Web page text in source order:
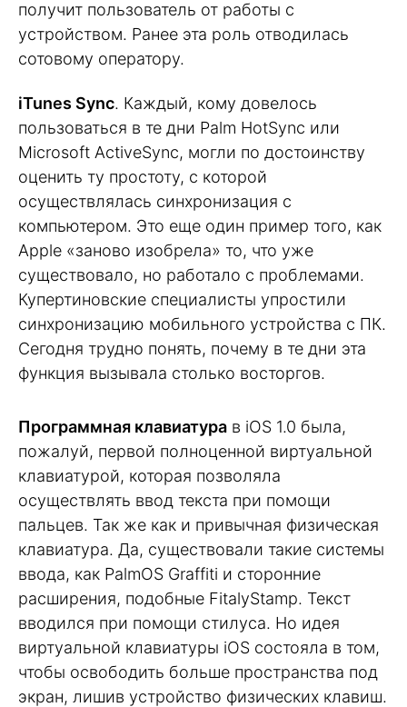
получит пользователь от работы с
устройством. Ранее эта роль отводилась
сотовому оператору.
iTunes Sync. Каждый, кому довелось
пользоваться в те дни Palm HotSync или
Microsoft ActiveSync, могли по достоинству
оценить ту простоту, с которой
осуществлялась синхронизация с
компьютером. Это еще один пример того, как
Apple «заново изобрела» то, что уже
существовало, но работало с проблемами.
Купертиновские специалисты упростили
синхронизацию мобильного устройства с ПК.
Сегодня трудно понять, почему в те дни эта
функция вызывала столько восторгов.
Программная клавиатура в iOS 1.0 была,
пожалуй, первой полноценной виртуальной
клавиатурой, которая позволяла
осуществлять ввод текста при помощи
пальцев. Так же как и привычная физическая
клавиатура. Да, существовали такие системы
ввода, как PalmOS Graffiti и сторонние
расширения, подобные FitalyStamp. Текст
вводился при помощи стилуса. Но идея
виртуальной клавиатуры iOS состояла в том,
чтобы освободить больше пространства под
экран, лишив устройство физических клавиш.